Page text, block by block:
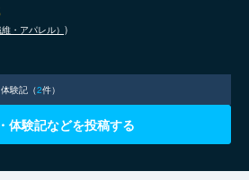
・アパレル）)
験記（2件）
体験記などを投稿する